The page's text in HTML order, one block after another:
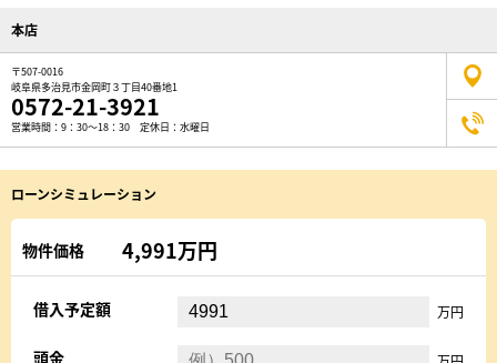
本店
〒507-0016
岐阜県多治見市金岡町３丁目40番地1
0572-21-3921
営業時間：9：30～18：30 定休日：水曜日
ローンシミュレーション
物件価格 4,991万円
借入予定額 万円
頭金